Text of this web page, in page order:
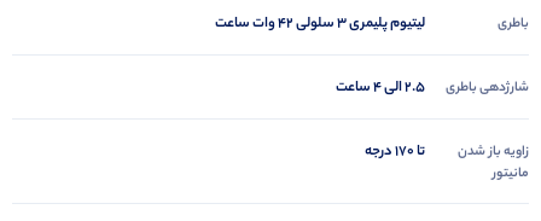
باطری لیتیوم پلیمری 3 سلولی 42 وات ساعت
شارژدهی باطری 2.5 الی 4 ساعت
زاویه باز شدن
مانیتور
تا 170 درجه